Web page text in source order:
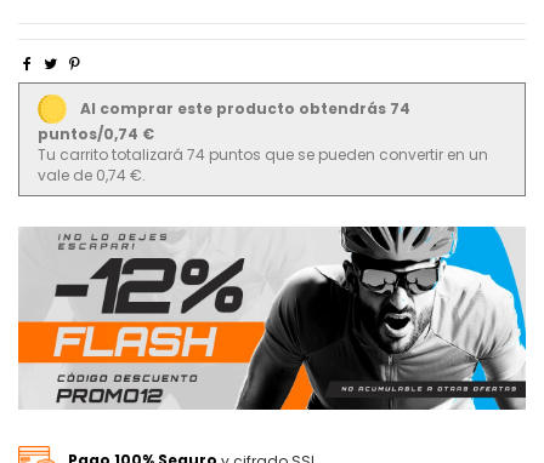
Al comprar este producto obtendrás 74
puntos/0,74 €
Tu carrito totalizará 74 puntos que se pueden convertir en un
vale de 0,74 €.